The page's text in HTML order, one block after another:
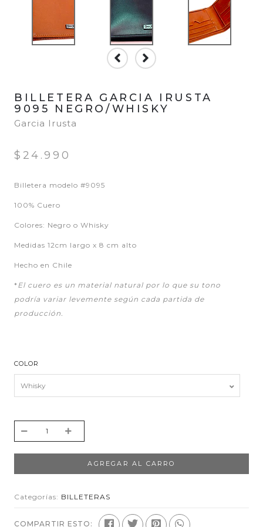
BILLETERA GARCIA IRUSTA
9095 NEGRO/WHISKY
Garcia Irusta
$24.990
Billetera modelo #9095
100% Cuero
Colores: Negro o Whisky
Medidas 12cm largo x 8 cm alto
Hecho en Chile
*El cuero es un material natural por lo que su tono
podría variar levemente según cada partida de
producción.
COLOR
AGREGAR AL CARRO
Categorías: BILLETERAS
COMPARTIR ESTO: